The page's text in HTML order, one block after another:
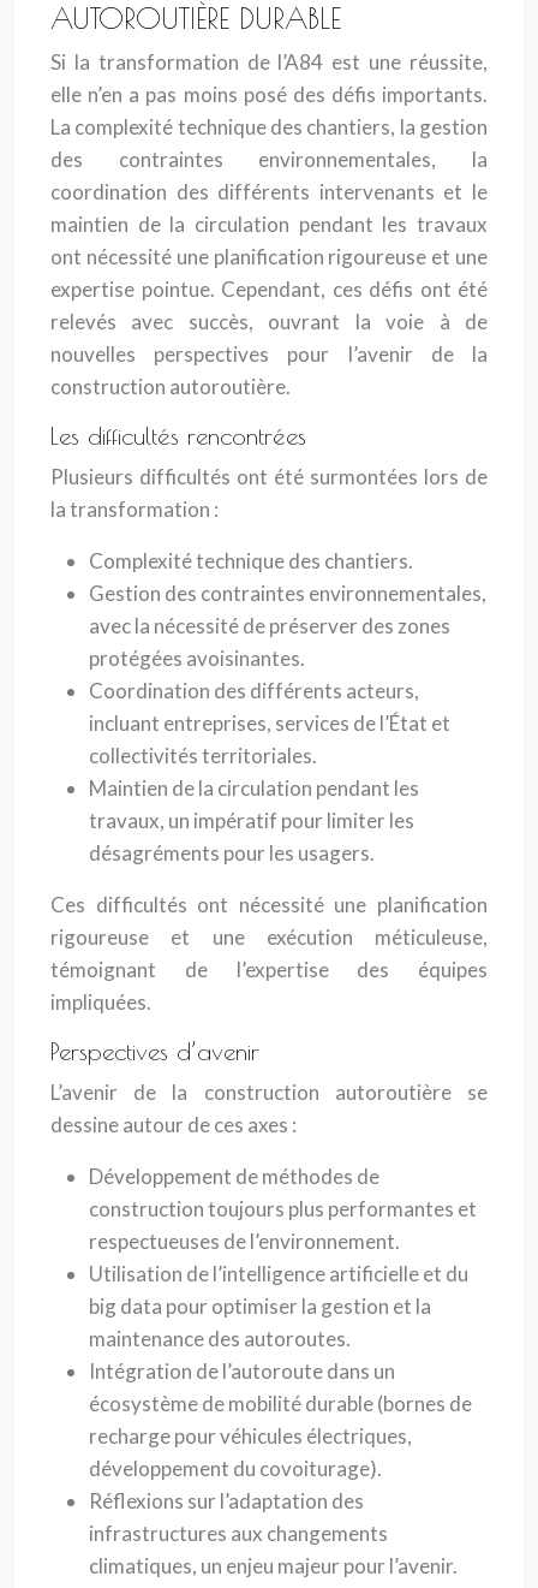
AUTOROUTIÈRE DURABLE
Si la transformation de l’A84 est une réussite,
elle n’en a pas moins posé des défis importants.
La complexité technique des chantiers, la gestion
des contraintes environnementales, la
coordination des différents intervenants et le
maintien de la circulation pendant les travaux
ont nécessité une planification rigoureuse et une
expertise pointue. Cependant, ces défis ont été
relevés avec succès, ouvrant la voie à de
nouvelles perspectives pour l’avenir de la
construction autoroutière.
Les difficultés rencontrées
Plusieurs difficultés ont été surmontées lors de
la transformation :
Complexité technique des chantiers.
Gestion des contraintes environnementales,
avec la nécessité de préserver des zones
protégées avoisinantes.
Coordination des différents acteurs,
incluant entreprises, services de l’État et
collectivités territoriales.
Maintien de la circulation pendant les
travaux, un impératif pour limiter les
désagréments pour les usagers.
Ces difficultés ont nécessité une planification
rigoureuse et une exécution méticuleuse,
témoignant de l’expertise des équipes
impliquées.
Perspectives d’avenir
L’avenir de la construction autoroutière se
dessine autour de ces axes :
Développement de méthodes de
construction toujours plus performantes et
respectueuses de l’environnement.
Utilisation de l’intelligence artificielle et du
big data pour optimiser la gestion et la
maintenance des autoroutes.
Intégration de l’autoroute dans un
écosystème de mobilité durable (bornes de
recharge pour véhicules électriques,
développement du covoiturage).
Réflexions sur l’adaptation des
infrastructures aux changements
climatiques, un enjeu majeur pour l’avenir.